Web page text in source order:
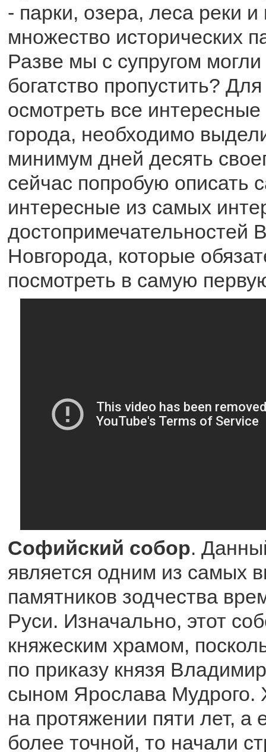
- парки, озера, леса реки
множество исторических
Разве мы с супругом могли
богатство пропустить?
осмотреть все интересные
города, необходимо
минимум дней десять
сейчас попробую описать
интересные из самых
достопримечательностей
Новгорода, которые
посмотреть в самую
Софийский собор.
является одним из самых
памятников зодчества
Руси. Изначально, этот
княжеским храмом,
по приказу князя
сыном Ярослава Мудрого.
на протяжении пяти лет, а
более точной, то начали